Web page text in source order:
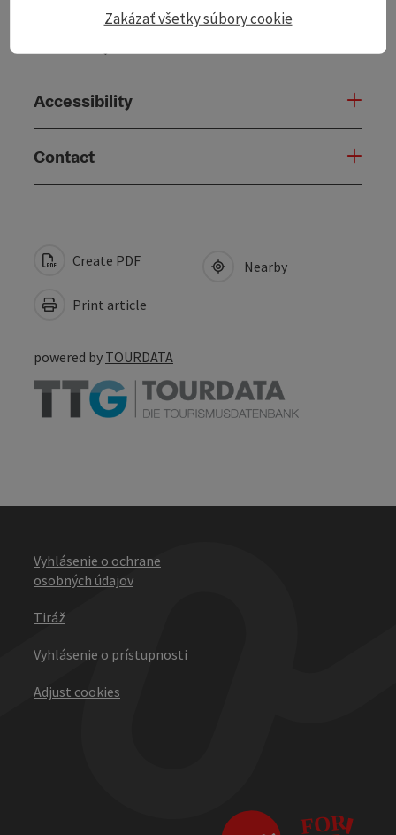
Accessibility
Contact
Create PDF
Print article
Nearby
powered by TOURDATA
Vyhlásenie o ochrane
osobných údajov
Tiráž
Vyhlásenie o prístupnosti
Adjust cookies
Zakázať všetky súbory cookie